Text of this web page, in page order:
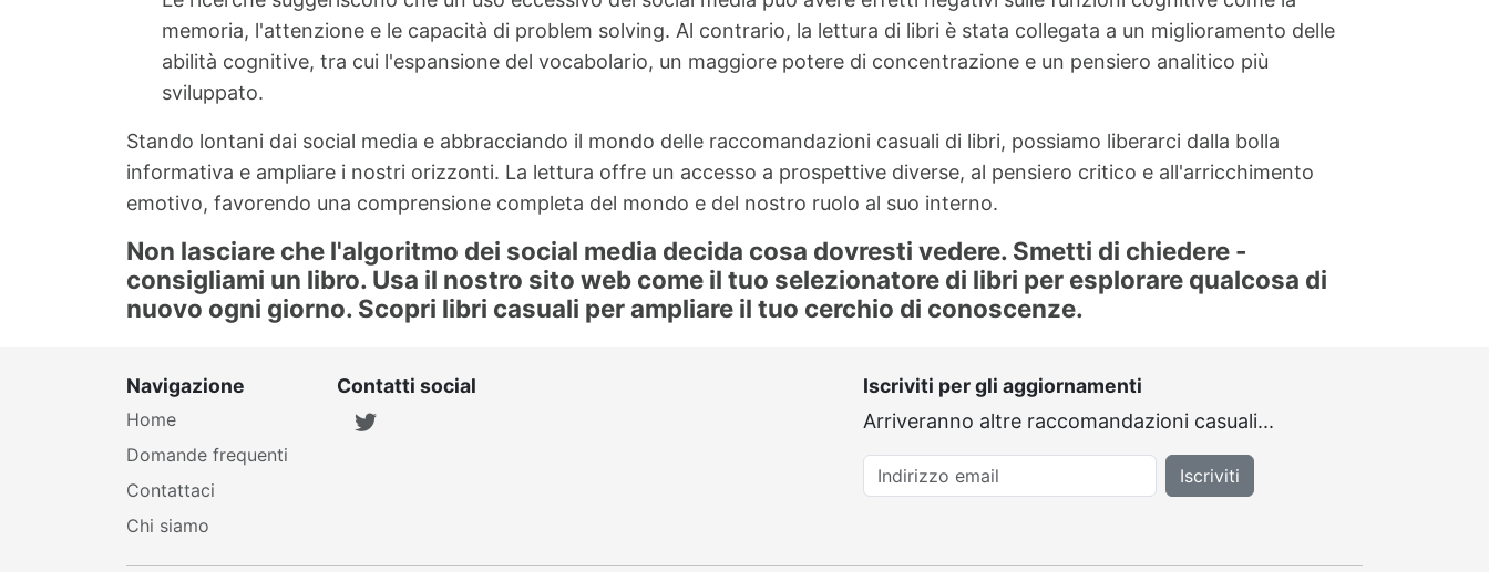
memoria, l'attenzione e le capacità di problem solving. Al contrario, la lettura di libri è stata collegata a un miglioramento delle
abilità cognitive, tra cui l'espansione del vocabolario, un maggiore potere di concentrazione e un pensiero analitico più
sviluppato.
Stando lontani dai social media e abbracciando il mondo delle raccomandazioni casuali di libri, possiamo liberarci dalla bolla
informativa e ampliare i nostri orizzonti. La lettura offre un accesso a prospettive diverse, al pensiero critico e all'arricchimento
emotivo, favorendo una comprensione completa del mondo e del nostro ruolo al suo interno.
Non lasciare che l'algoritmo dei social media decida cosa dovresti vedere. Smetti di chiedere -
consigliami un libro. Usa il nostro sito web come il tuo selezionatore di libri per esplorare qualcosa di
nuovo ogni giorno. Scopri libri casuali per ampliare il tuo cerchio di conoscenze.
Navigazione
Home
Domande frequenti
Contattaci
Chi siamo
Contatti social
Iscriviti per gli aggiornamenti
Arriveranno altre raccomandazioni casuali...
Indirizzo email Iscriviti